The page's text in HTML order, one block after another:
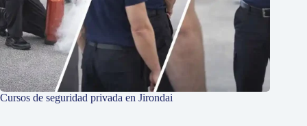
Cursos de seguridad privada en Jirondai